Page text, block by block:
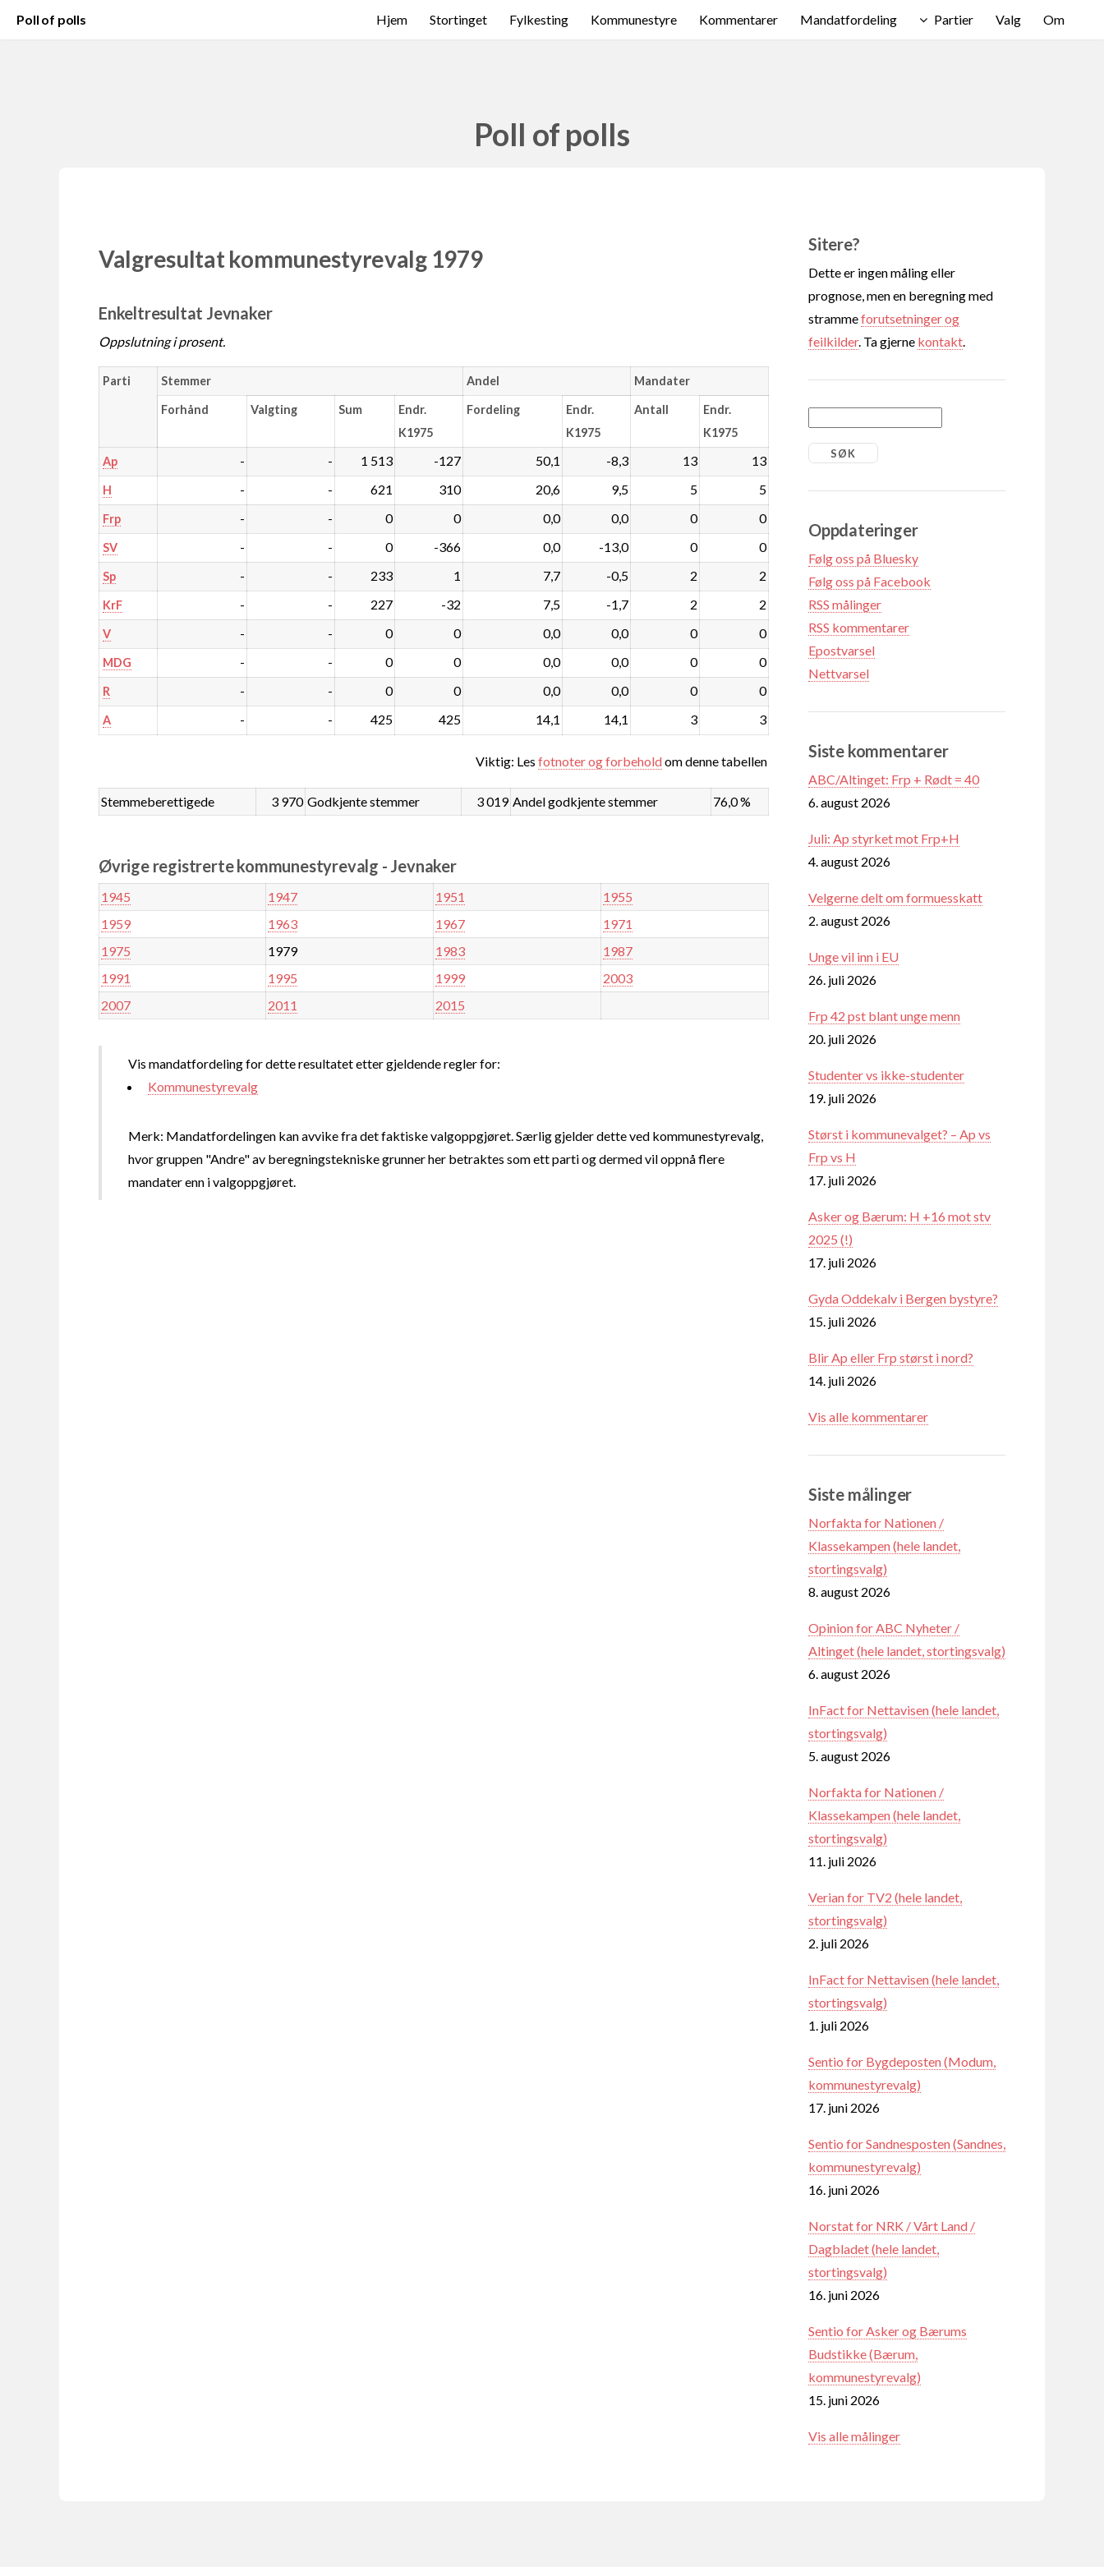
Poll of polls Hjem Stortinget Fylkesting Kommunestyre Kommentarer Mandatfordeling Partier Valg Om
Poll of polls
Valgresultat kommunestyrevalg 1979
Enkeltresultat Jevnaker
Oppslutning i prosent.
Parti Stemmer Andel Mandater
Forhånd Valgting Sum
Endr.
K1975
Fordeling
Endr.
K1975
Antall
Endr.
K1975
Ap - - 1 513 -127 50,1 -8,3 13 13
H - - 621 310 20,6 9,5 5 5
Frp - - 0 0 0,0 0,0 0 0
SV - - 0 -366 0,0 -13,0 0 0
Sp - - 233 1 7,7 -0,5 2 2
KrF - - 227 -32 7,5 -1,7 2 2
V - - 0 0 0,0 0,0 0 0
MDG - - 0 0 0,0 0,0 0 0
R - - 0 0 0,0 0,0 0 0
A - - 425 425 14,1 14,1 3 3
Viktig: Les fotnoter og forbeholdom denne tabellen
Stemmeberettigede 3 970 Godkjente stemmer 3 019 Andel godkjente stemmer 76,0 %
Øvrige registrerte kommunestyrevalg - Jevnaker
1945 1947 1951
1955
1959
1963 1967
1971
1975
1979 1983
1987
1991
1995 1999
2003
2007
2011 2015
Vis mandatfordeling for dette resultatet etter gjeldende regler for:
Kommunestyrevalg
Merk: Mandatfordelingen kan avvike fra det faktiske valgoppgjøret. Særlig gjelder dette ved kommunestyrevalg,
hvor gruppen "Andre" av beregningstekniske grunner her betraktes som ett parti og dermed vil oppnå flere
mandater enn i valgoppgjøret.
Sitere?
Dette er ingen måling eller
prognose, men en beregning med
strammeforutsetninger og
feilkilder. Ta gjerne kontakt
Oppdateringer
Følg oss på Bluesky
Følg oss på Facebook
RSS målinger
RSS kommentarer
Epostvarsel
Nettvarsel
Siste kommentarer
ABC/Altinget: Frp + Rødt = 40
6. august 2026
Juli: Ap styrket mot Frp+H
4. august 2026
Velgerne delt om formuesskatt
2. august 2026
Unge vil inn i EU
26. juli 2026
Frp 42 pst blant unge menn
20. juli 2026
Studenter vs ikke-studenter
19. juli 2026
Størst i kommunevalget? – Ap vs
Frp vs H
17. juli 2026
Asker og Bærum: H +16 mot stv
2025 (!)
17. juli 2026
Gyda Oddekalv i Bergen bystyre?
15. juli 2026
Blir Ap eller Frp størst i nord?
14. juli 2026
Vis alle kommentarer
Siste målinger
Norfakta for Nationen /
Klassekampen (hele landet,
stortingsvalg)
8. august 2026
Opinion for ABC Nyheter /
Altinget (hele landet, stortingsvalg)
6. august 2026
InFact for Nettavisen (hele landet,
stortingsvalg)
5. august 2026
Norfakta for Nationen /
Klassekampen (hele landet,
stortingsvalg)
11. juli 2026
Verian for TV2 (hele landet,
stortingsvalg)
2. juli 2026
InFact for Nettavisen (hele landet,
stortingsvalg)
1. juli 2026
Sentio for Bygdeposten (Modum,
kommunestyrevalg)
17. juni 2026
Sentio for Sandnesposten (Sandnes,
kommunestyrevalg)
16. juni 2026
Norstat for NRK / Vårt Land /
Dagbladet (hele landet,
stortingsvalg)
16. juni 2026
Sentio for Asker og Bærums
Budstikke (Bærum,
kommunestyrevalg)
15. juni 2026
Vis alle målinger